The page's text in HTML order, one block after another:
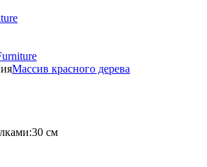
Массив красного дерева
30 см